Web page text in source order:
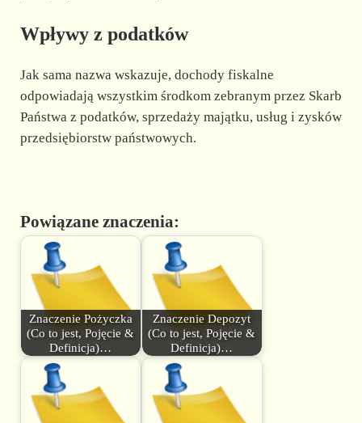
Wpływy z podatków
Jak sama nazwa wskazuje, dochody fiskalne
odpowiadają wszystkim środkom zebranym przez Skarb
Państwa z podatków, sprzedaży majątku, usług i zysków
przedsiębiorstw państwowych.
Powiązane znaczenia:
Znaczenie Pożyczka
(Co to jest, Pojęcie &
Definicja)…
Znaczenie Depozyt
(Co to jest, Pojęcie &
Definicja)…